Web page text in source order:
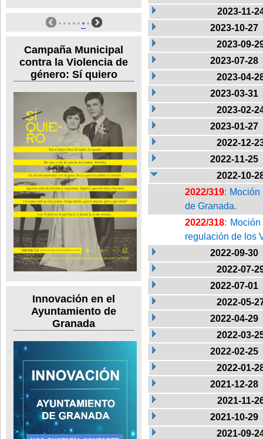
Campaña Municipal
contra la Violencia de
género: Sí quiero
Innovación en el
Ayuntamiento de
Granada
2023-11-
2023-10-27
2023-09-
2023-07-28
2023-04-
2023-03-31
2023-02-
2023-01-27
2022-12-
2022-11-25
2022-10-
2022/319:
de Granada.
2022/318:
regulación de los
2022-09-30
2022-07-
2022-07-01
2022-05-
2022-04-29
2022-03-
2022-02-25
2022-01-
2021-12-28
2021-11-
2021-10-29
2021-09-